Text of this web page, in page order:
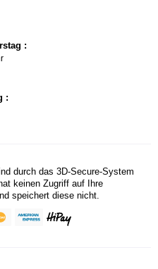
:
:
durch das 3D-Secure-System
keinen Zugriff auf Ihre
speichert diese nicht.